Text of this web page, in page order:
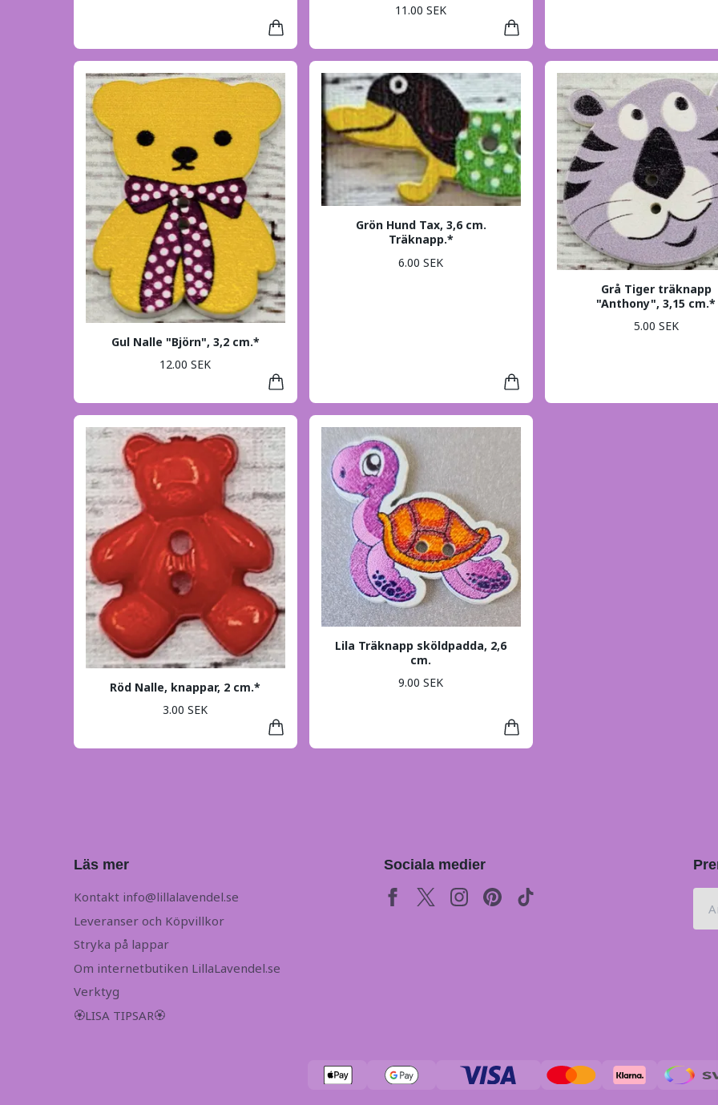
11.00 SEK
Gul Nalle "Björn", 3,2 cm.*
12.00 SEK
Grön Hund Tax, 3,6 cm.
Träknapp.*
6.00 SEK
Grå Tiger träknapp
"Anthony", 3,15 cm.*
5.00 SEK
Röd Nalle, knappar, 2 cm.*
3.00 SEK
Lila Träknapp sköldpadda, 2,6
cm.
9.00 SEK
Läs mer
Kontakt info@lillalavendel.se
Leveranser och Köpvillkor
Stryka på lappar
Om internetbutiken LillaLavendel.se
Verktyg
🏵LISA TIPSAR🏵
Sociala medier